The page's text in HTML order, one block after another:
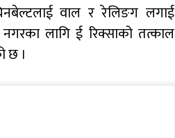
वाल र रेलिङग लगाई
लागि ई रिक्साको तत्काल
छ ।